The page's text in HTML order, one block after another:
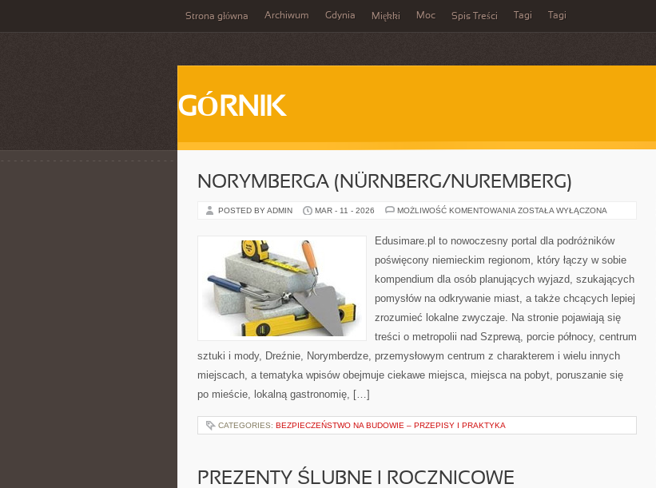
Strona główna Archiwum Gdynia Miękki Moc Spis Treści Tagi Tagi
GÓRNIK
NORYMBERGA (NÜRNBERG/NUREMBERG)
POSTED BY ADMIN MAR - 11 - 2026 MOŻLIWOŚĆ KOMENTOWANIA NORYMBERGA
ZOSTAŁA WYŁĄCZONA
Edusimare.pl to nowoczesny portal dla podróżników
poświęcony niemieckim regionom, który łączy w sobie
kompendium dla osób planujących wyjazd, szukających
pomysłów na odkrywanie miast, a także chcących lepiej
zrozumieć lokalne zwyczaje. Na stronie pojawiają się
treści o metropolii nad Szprewą, porcie północy, centrum
sztuki i mody, Dreźnie, Norymberdze, przemysłowym centrum z charakterem i wielu innych
miejscach, a tematyka wpisów obejmuje ciekawe miejsca, miejsca na pobyt, poruszanie się
po mieście, lokalną gastronomię, […]
CATEGORIES: BEZPIECZEŃSTWO NA BUDOWIE – PRZEPISY I PRAKTYKA
PREZENTY ŚLUBNE I ROCZNICOWE